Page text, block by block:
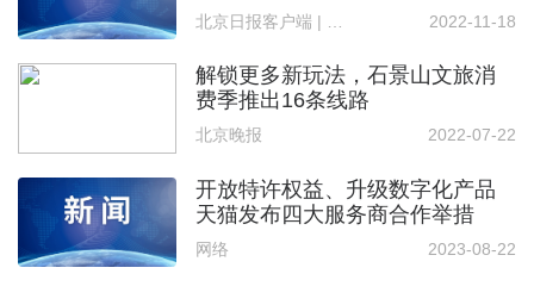
2022-11-18
解锁更多新玩法，石景山文旅消
费季推出16条线路
北京晚报 2022-07-22
开放特许权益、升级数字化产品
天猫发布四大服务商合作举措
网络 2023-08-22